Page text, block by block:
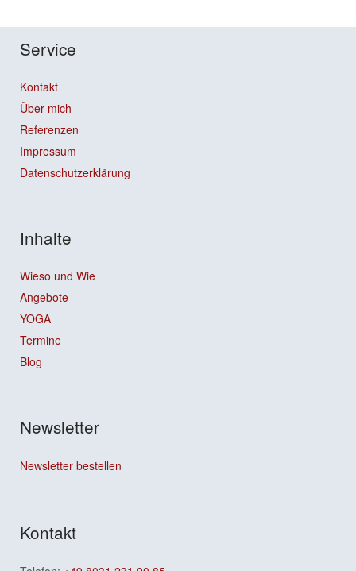
Service
Kontakt
Über mich
Referenzen
Impressum
Datenschutzerklärung
Inhalte
Wieso und Wie
Angebote
YOGA
Termine
Blog
Newsletter
Newsletter bestellen
Kontakt